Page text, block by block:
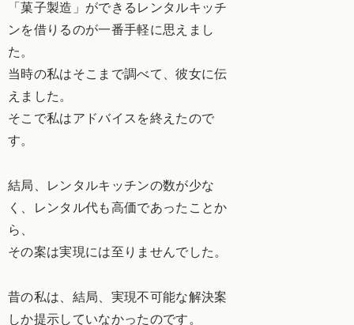
「菓子製造」ができるレンタルキッチ
ンを借りるのが一番手軽に思えまし
た。
当時の私はそこまで調べて、彼女に伝
えました。
そこで私はアドバイスを終えたので
す。
結局、レンタルキッチンの数が少な
く、レンタル代も高価であったことか
ら、
その案は実現には至りませんでした。
昔の私は、結局、実現不可能な解決案
しか提示していなかったのです。